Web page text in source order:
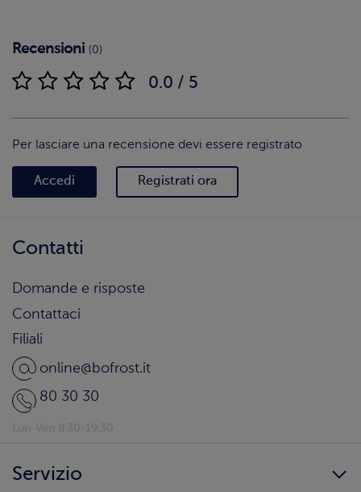
Recensioni (0)
0.0 / 5
Per lasciare una recensione devi essere registrato
Accedi Registrati ora
Contatti
Domande e risposte
Contattaci
Filiali
online@bofrost.it
80 30 30
Servizio